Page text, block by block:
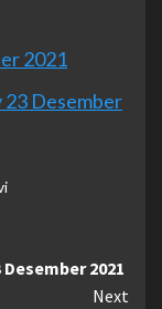
2021
23 Desember
2021
Next